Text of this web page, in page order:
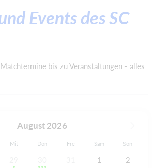
Events des SC
bis zu Veranstaltungen - alles
August 2026
Mit Don Fre Sam Son
1 2